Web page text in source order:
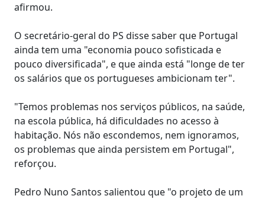
afirmou.
O secretário-geral do PS disse saber que Portugal
ainda tem uma "economia pouco sofisticada e
pouco diversificada", e que ainda está "longe de ter
os salários que os portugueses ambicionam ter".
"Temos problemas nos serviços públicos, na saúde,
na escola pública, há dificuldades no acesso à
habitação. Nós não escondemos, nem ignoramos,
os problemas que ainda persistem em Portugal",
reforçou.
Pedro Nuno Santos salientou que "o projeto de um